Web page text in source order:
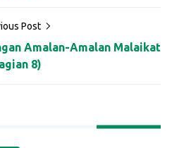
Post
Amalan-Amalan Malaikat
8)